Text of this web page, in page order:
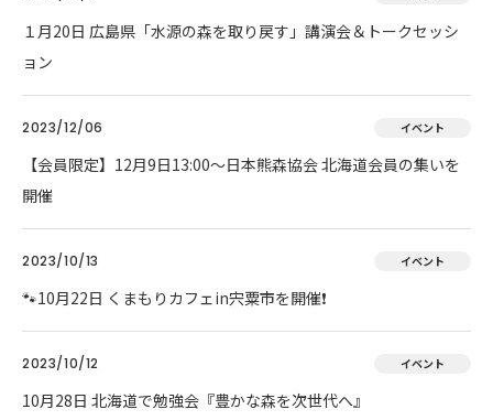
１月20日 広島県「水源の森を取り戻す」講演会＆トークセッシ
ョン
2023/12/06 イベント
【会員限定】12月9日13:00～日本熊森協会 北海道会員の集いを
開催
2023/10/13 イベント
🐾10月22日 くまもりカフェin宍粟市を開催❗
2023/10/12 イベント
10月28日 北海道で勉強会『豊かな森を次世代へ』